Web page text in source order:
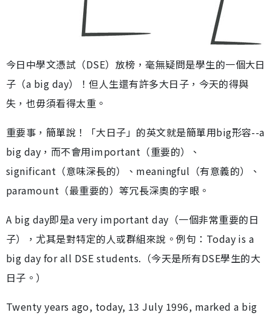
今日中學文憑試（DSE）放榜，毫無疑問是學生的一個大日
子（a big day）！但人生還有許多大日子，今天的得與
失，也毋須看得太重。
重要事，簡單說！「大日子」的英文就是簡單用big形容--a
big day，而不會用important（重要的）、
significant（意味深長的）、meaningful（有意義的）、
paramount（最重要的）等冗長深奧的字眼。
A big day即是a very important day（一個非常重要的日
子），尤其是對特定的人或群組來說。例句：Today is a
big day for all DSE students.（今天是所有DSE學生的大
日子。）
Twenty years ago, today, 13 July 1996, marked a big